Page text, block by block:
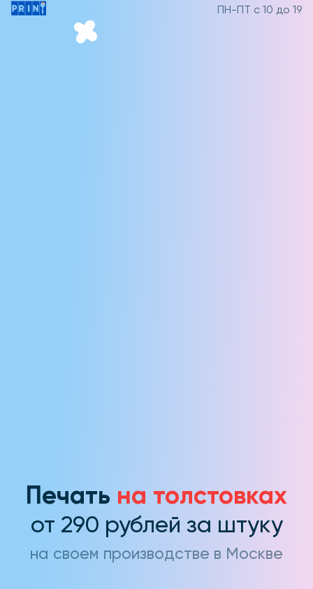
ПН-ПТ с 10 до 19
Печать на толстовках
от 290 рублей за штуку
на своем производстве в Москве